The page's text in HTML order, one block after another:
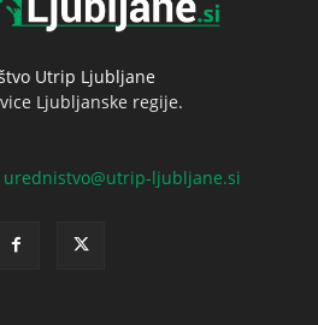
Utrip Ljubljane
Ljubljanske regije.
urednistvo@utrip-ljubljane.si